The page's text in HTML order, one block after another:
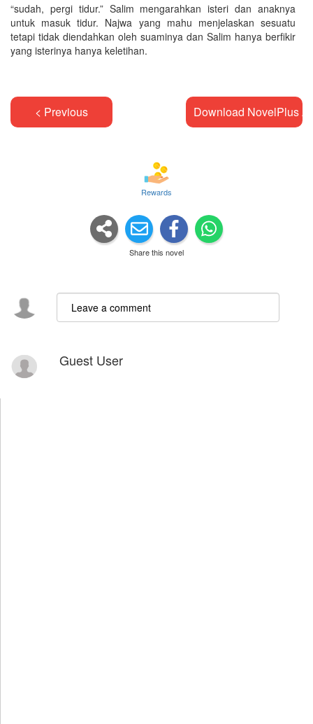
“sudah, pergi tidur.” Salim mengarahkan isteri dan anaknya
untuk masuk tidur. Najwa yang mahu menjelaskan sesuatu
tetapi tidak diendahkan oleh suaminya dan Salim hanya berfikir
yang isterinya hanya keletihan.
< Previous Download NovelPlus
Rewards
Share this novel
Guest User